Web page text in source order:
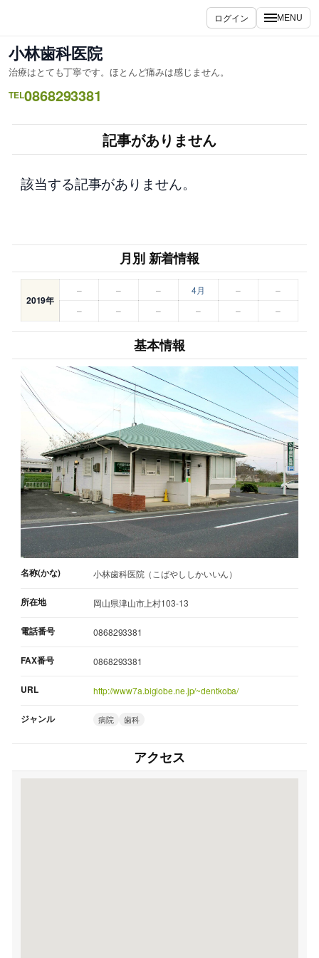
ス
キ
ッ
ログイン MENU
小林歯科医院
治療はとても丁寧です。ほとんど痛みは感じません。
TEL0868293381
記事がありません
該当する記事がありません。
月別 新着情報
2019年
– – – 4月 –
–
–
– – – – –
基本情報
名称(かな) 小林歯科医院（こばやししかいいん）
所在地 岡山県津山市上村103-13
電話番号 0868293381
FAX番号 0868293381
URL http://www7a.biglobe.ne.jp/~dentkoba/
ジャンル 病院 歯科
アクセス